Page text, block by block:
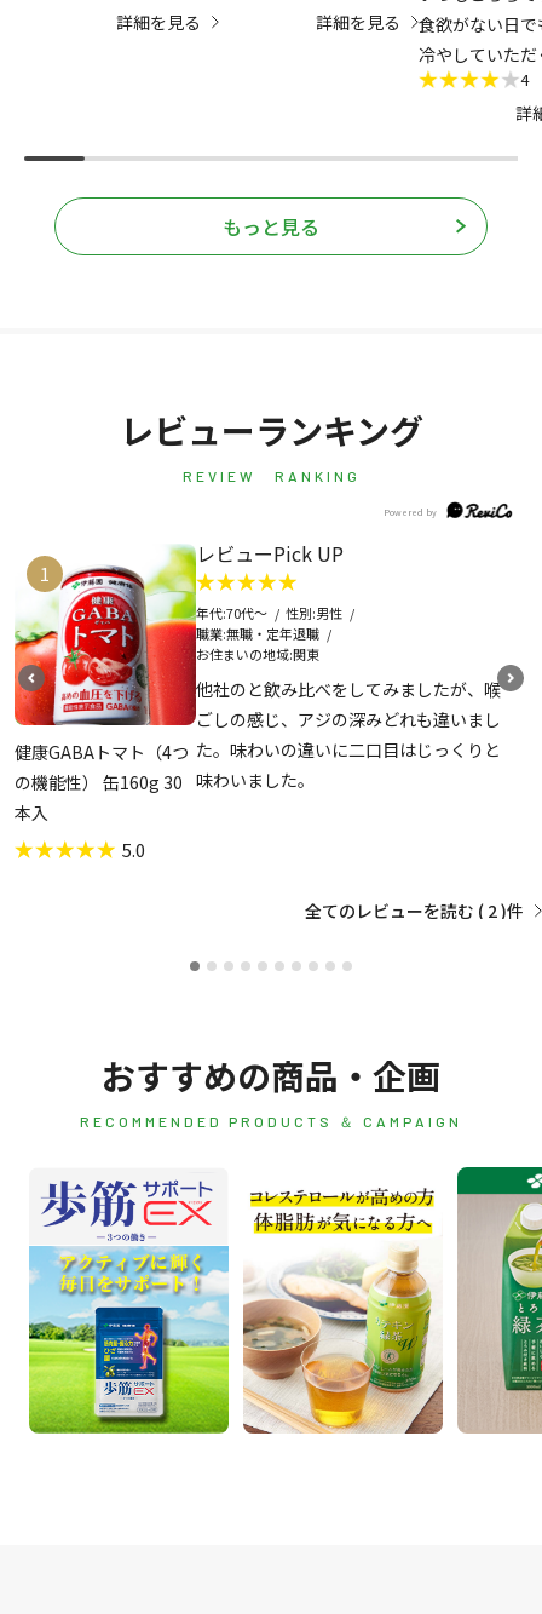
そうです。そんな中、水
と付加価値のある水は喜
ばれるようで良かったと
詳細を見る
かなり美味しいです。
詳細を見る
食欲がない日
冷やしていた
を乗り切る元
くせのない国
けたくなる味
しょうか
4
詳
もっと見る
レビューランキング
REVIEW RANKING
1
健康GABAトマト（4つ
の機能性） 缶160g 30
本入
5.0
レビューPick UP
年代70代～ 性別 男性
職業無職・定年退職
お住まいの地域関東
他社のと飲み比べをしてみましたが、喉
ごしの感じ、アジの深みどれも違いまし
た。味わいの違いに二口目はじっくりと
味わいました。
全てのレビューを読む 2
おすすめの商品・企画
RECOMMENDED PRODUCTS ＆ CAMPAIGN